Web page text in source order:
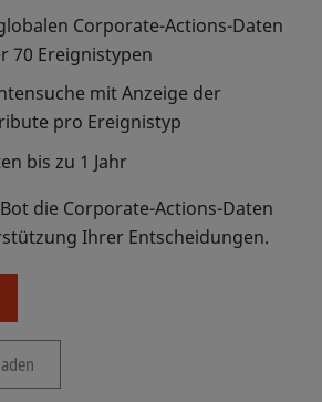
Corporate-Actions-Daten
70 Ereignistypen
mit Anzeige der
pro Ereignistyp
bis zu 1 Jahr
die Corporate-Actions-Daten
Ihrer Entscheidungen.